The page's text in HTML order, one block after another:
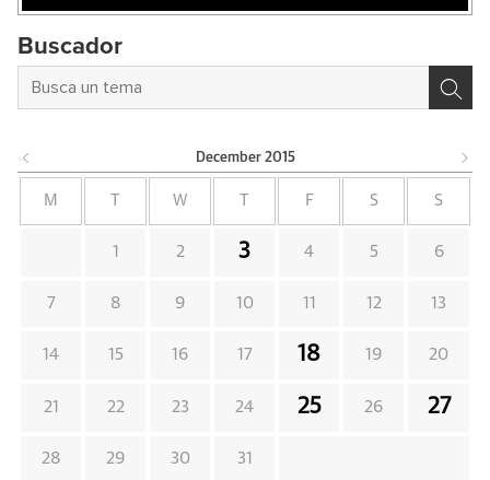
Buscador
December 2015
M W F S S
1 2 3 4 5 6
7 8 9 10 11 12 13
14 15 16 17 18 19 20
21 22 23 24 25 26 27
28 29 30 31